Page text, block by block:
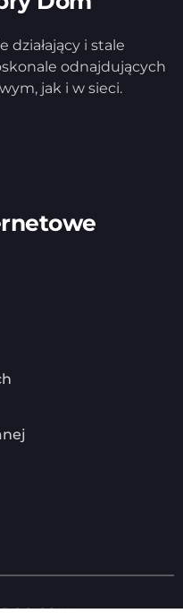
działający i stale
odnajdujących
jak i w sieci.